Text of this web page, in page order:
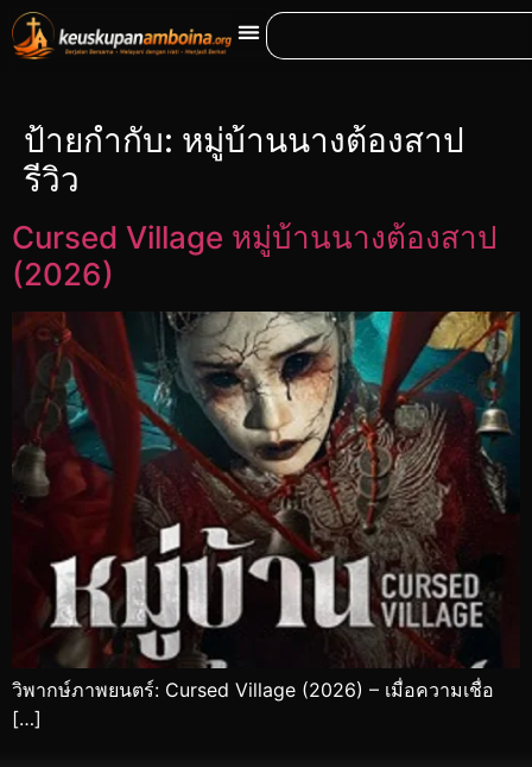
ป้ายกำกับ: หมู่บ้านนางต้องสาป
รีวิว
Cursed Village หมู่บ้านนางต้องสาป
(2026)
วิพากษ์ภาพยนตร์: Cursed Village (2026) – เมื่อความเชื่อ
[…]